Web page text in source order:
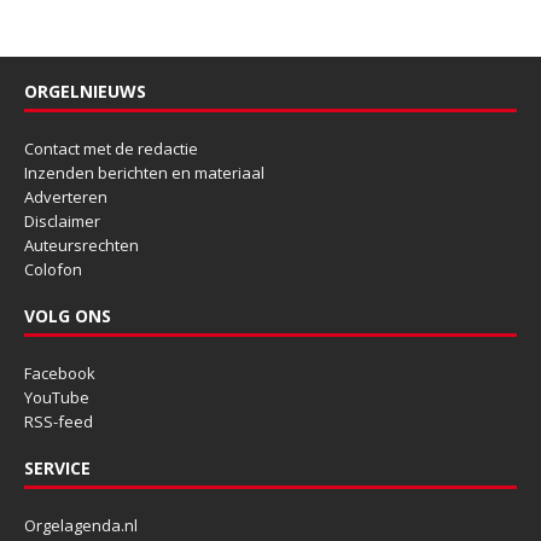
ORGELNIEUWS
Contact met de redactie
Inzenden berichten en materiaal
Adverteren
Disclaimer
Auteursrechten
Colofon
VOLG ONS
Facebook
YouTube
RSS-feed
SERVICE
Orgelagenda.nl